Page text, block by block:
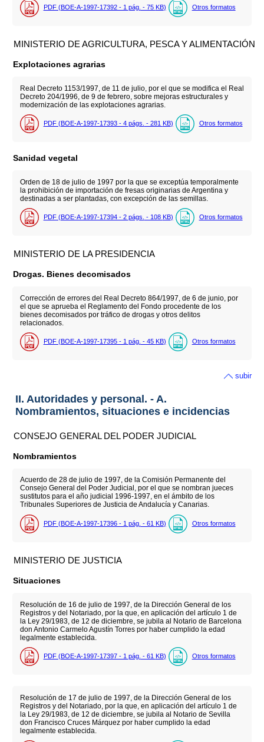
PDF (BOE-A-1997-17392 - 1 pág. - 75 KB) Otros formatos
MINISTERIO DE AGRICULTURA, PESCA Y ALIMENTACIÓN
Explotaciones agrarias
Real Decreto 1153/1997, de 11 de julio, por el que se modifica el Real
Decreto 204/1996, de 9 de febrero, sobre mejoras estructurales y
modernización de las explotaciones agrarias.
PDF (BOE-A-1997-17393 - 4 págs. - 281 KB) Otros formatos
Sanidad vegetal
Orden de 18 de julio de 1997 por la que se exceptúa temporalmente
la prohibición de importación de fresas originarias de Argentina y
destinadas a ser plantadas, con excepción de las semillas.
PDF (BOE-A-1997-17394 - 2 págs. - 108 KB) Otros formatos
MINISTERIO DE LA PRESIDENCIA
Drogas. Bienes decomisados
Corrección de errores del Real Decreto 864/1997, de 6 de junio, por
el que se aprueba el Reglamento del Fondo procedente de los
bienes decomisados por tráfico de drogas y otros delitos
relacionados.
PDF (BOE-A-1997-17395 - 1 pág. - 45 KB) Otros formatos
subir
II. Autoridades y personal. - A.
Nombramientos, situaciones e incidencias
CONSEJO GENERAL DEL PODER JUDICIAL
Nombramientos
Acuerdo de 28 de julio de 1997, de la Comisión Permanente del
Consejo General del Poder Judicial, por el que se nombran jueces
sustitutos para el año judicial 1996-1997, en el ámbito de los
Tribunales Superiores de Justicia de Andalucía y Canarias.
PDF (BOE-A-1997-17396 - 1 pág. - 61 KB) Otros formatos
MINISTERIO DE JUSTICIA
Situaciones
Resolución de 16 de julio de 1997, de la Dirección General de los
Registros y del Notariado, por la que, en aplicación del artículo 1 de
la Ley 29/1983, de 12 de diciembre, se jubila al Notario de Barcelona
don Antonio Carmelo Agustín Torres por haber cumplido la edad
legalmente establecida.
PDF (BOE-A-1997-17397 - 1 pág. - 61 KB) Otros formatos
Resolución de 17 de julio de 1997, de la Dirección General de los
Registros y del Notariado, por la que, en aplicación del artículo 1 de
la Ley 29/1983, de 12 de diciembre, se jubila al Notario de Sevilla
don Francisco Cruces Márquez por haber cumplido la edad
legalmente establecida.